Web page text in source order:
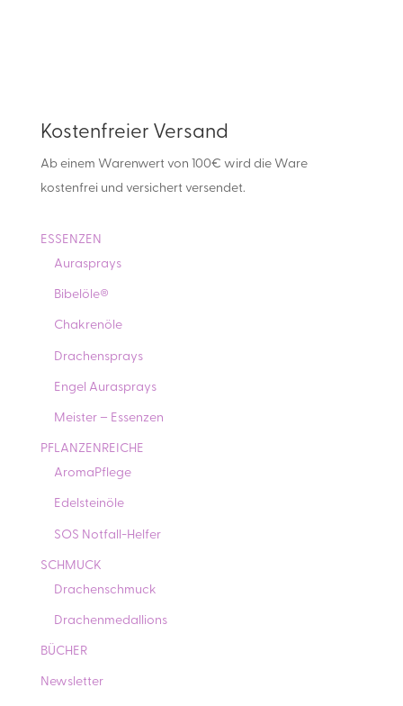
Kostenfreier Versand
Ab einem Warenwert von 100€ wird die Ware
kostenfrei und versichert versendet.
ESSENZEN
Aurasprays
Bibelöle®
Chakrenöle
Drachensprays
Engel Aurasprays
Meister – Essenzen
PFLANZENREICHE
AromaPflege
Edelsteinöle
SOS Notfall-Helfer
SCHMUCK
Drachenschmuck
Drachenmedallions
BÜCHER
Newsletter